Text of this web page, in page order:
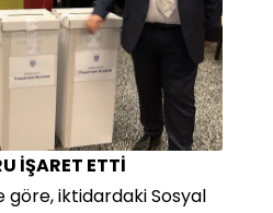
İŞARET ETTİ
göre, iktidardaki Sosyal